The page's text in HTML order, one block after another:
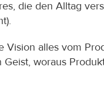
die den Alltag
alles vom
woraus